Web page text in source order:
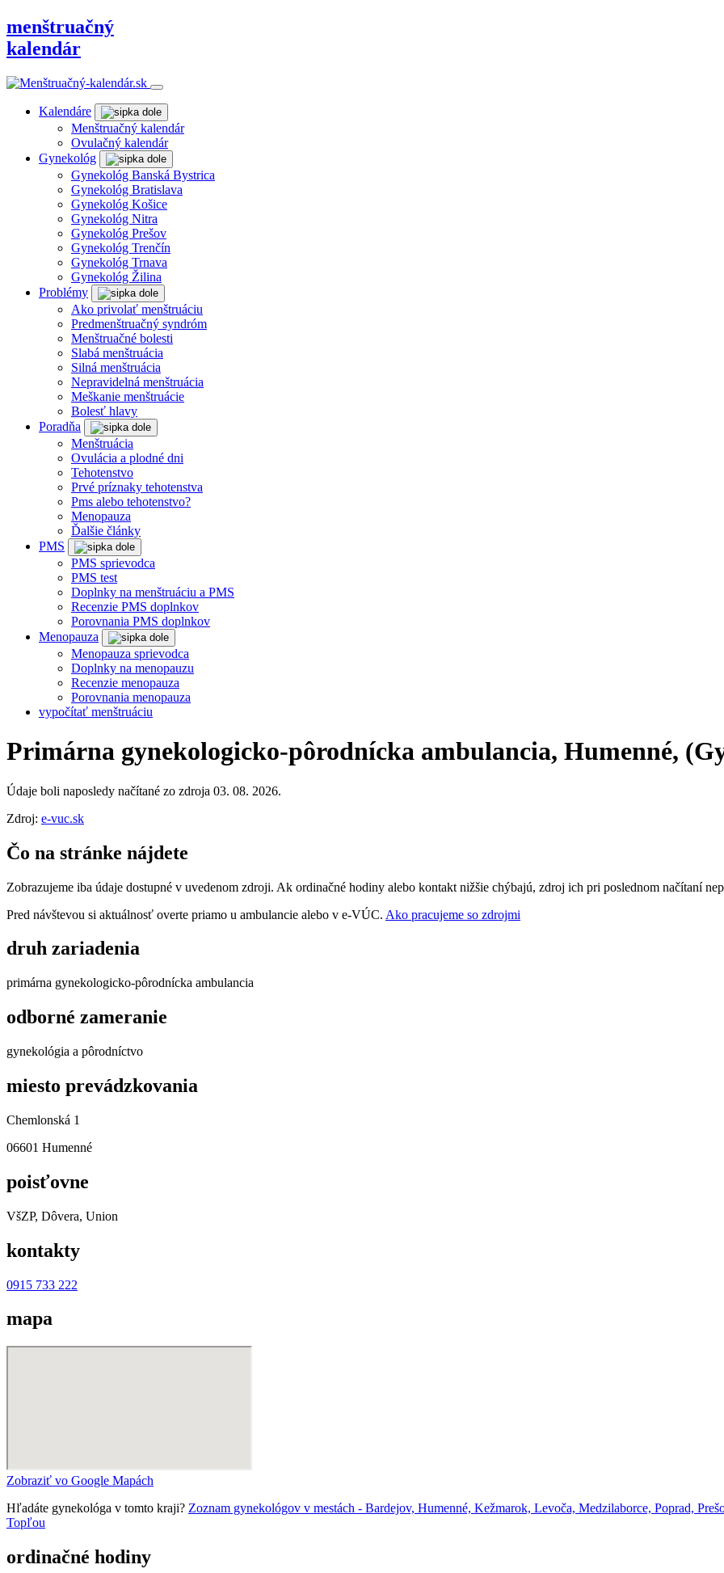
menštruačný
kalendár
Kalendáre
Menštruačný kalendár
Ovulačný kalendár
Gynekológ
Gynekológ Banská Bystrica
Gynekológ Bratislava
Gynekológ Košice
Gynekológ Nitra
Gynekológ Prešov
Gynekológ Trenčín
Gynekológ Trnava
Gynekológ Žilina
Problémy
Ako privolať menštruáciu
Predmenštruačný syndróm
Menštruačné bolesti
Slabá menštruácia
Silná menštruácia
Nepravidelná menštruácia
Meškanie menštruácie
Bolesť hlavy
Poradňa
Menštruácia
Ovulácia a plodné dni
Tehotenstvo
Prvé príznaky tehotenstva
Pms alebo tehotenstvo?
Menopauza
Ďalšie články
PMS
PMS sprievodca
PMS test
Doplnky na menštruáciu a PMS
Recenzie PMS doplnkov
Porovnania PMS doplnkov
Menopauza
Menopauza sprievodca
Doplnky na menopauzu
Recenzie menopauza
Porovnania menopauza
vypočítať menštruáciu
Primárna gynekologicko-pôrodnícka ambulancia, Humenné,
Údaje boli naposledy načítané zo zdroja 03. 08. 2026.
Zdroj: e-vuc.sk
Čo na stránke nájdete
Zobrazujeme iba údaje dostupné v uvedenom zdroji. Ak ordinačné hodiny alebo kontakt nižšie chýbajú, zdroj ich pri poslednom načítaní
Pred návštevou si aktuálnosť overte priamo u ambulancie alebo v e‑VÚC. Ako pracujeme so zdrojmi
druh zariadenia
primárna gynekologicko-pôrodnícka ambulancia
odborné zameranie
gynekológia a pôrodníctvo
miesto prevádzkovania
Chemlonská 1
06601 Humenné
poisťovne
VšZP, Dôvera, Union
kontakty
0915 733 222
mapa
Zobraziť vo Google Mapách
Hľadáte gynekológa v tomto kraji? Zoznam gynekológov v mestách - Bardejov, Humenné, Kežmarok, Levoča, Medzilaborce, Poprad,
Topľou
ordinačné hodiny